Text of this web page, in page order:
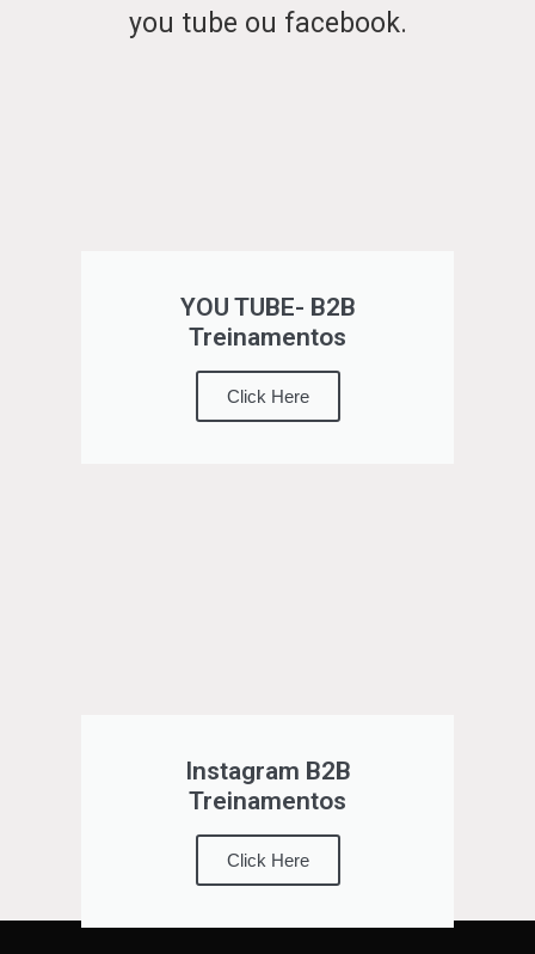
you tube ou facebook.
YOU TUBE- B2B
Treinamentos
Click Here
Instagram B2B
Treinamentos
Click Here